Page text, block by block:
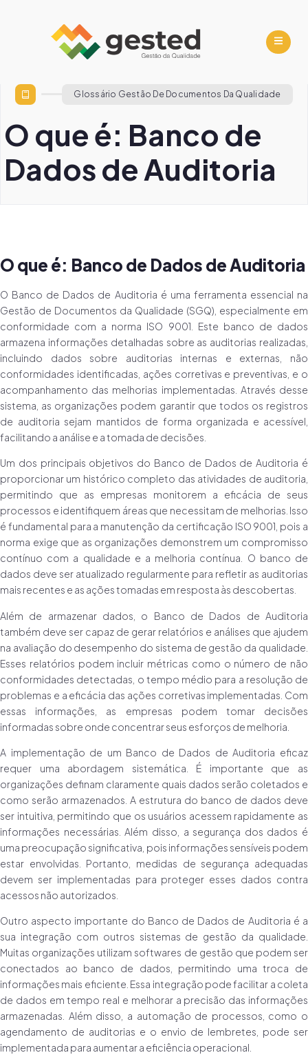
Glossário Gestão De Documentos Da Qualidade
O que é: Banco de
Dados de Auditoria
O que é: Banco de Dados de Auditoria
O Banco de Dados de Auditoria é uma ferramenta essencial na
Gestão de Documentos da Qualidade (SGQ), especialmente em
conformidade com a norma ISO 9001. Este banco de dados
armazena informações detalhadas sobre as auditorias realizadas,
incluindo dados sobre auditorias internas e externas, não
conformidades identificadas, ações corretivas e preventivas, e o
acompanhamento das melhorias implementadas. Através desse
sistema, as organizações podem garantir que todos os registros
de auditoria sejam mantidos de forma organizada e acessível,
facilitando a análise e a tomada de decisões.
Um dos principais objetivos do Banco de Dados de Auditoria é
proporcionar um histórico completo das atividades de auditoria,
permitindo que as empresas monitorem a eficácia de seus
processos e identifiquem áreas que necessitam de melhorias. Isso
é fundamental para a manutenção da certificação ISO 9001, pois a
norma exige que as organizações demonstrem um compromisso
contínuo com a qualidade e a melhoria contínua. O banco de
dados deve ser atualizado regularmente para refletir as auditorias
mais recentes e as ações tomadas em resposta às descobertas.
Além de armazenar dados, o Banco de Dados de Auditoria
também deve ser capaz de gerar relatórios e análises que ajudem
na avaliação do desempenho do sistema de gestão da qualidade.
Esses relatórios podem incluir métricas como o número de não
conformidades detectadas, o tempo médio para a resolução de
problemas e a eficácia das ações corretivas implementadas. Com
essas informações, as empresas podem tomar decisões
informadas sobre onde concentrar seus esforços de melhoria.
A implementação de um Banco de Dados de Auditoria eficaz
requer uma abordagem sistemática. É importante que as
organizações definam claramente quais dados serão coletados e
como serão armazenados. A estrutura do banco de dados deve
ser intuitiva, permitindo que os usuários acessem rapidamente as
informações necessárias. Além disso, a segurança dos dados é
uma preocupação significativa, pois informações sensíveis podem
estar envolvidas. Portanto, medidas de segurança adequadas
devem ser implementadas para proteger esses dados contra
acessos não autorizados.
Outro aspecto importante do Banco de Dados de Auditoria é a
sua integração com outros sistemas de gestão da qualidade.
Muitas organizações utilizam softwares de gestão que podem ser
conectados ao banco de dados, permitindo uma troca de
informações mais eficiente. Essa integração pode facilitar a coleta
de dados em tempo real e melhorar a precisão das informações
armazenadas. Além disso, a automação de processos, como o
agendamento de auditorias e o envio de lembretes, pode ser
implementada para aumentar a eficiência operacional.